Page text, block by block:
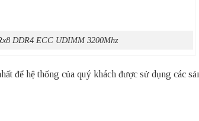
DDR4 ECC UDIMM 3200Mhz
để hệ thống của quý khách được sử dụng các